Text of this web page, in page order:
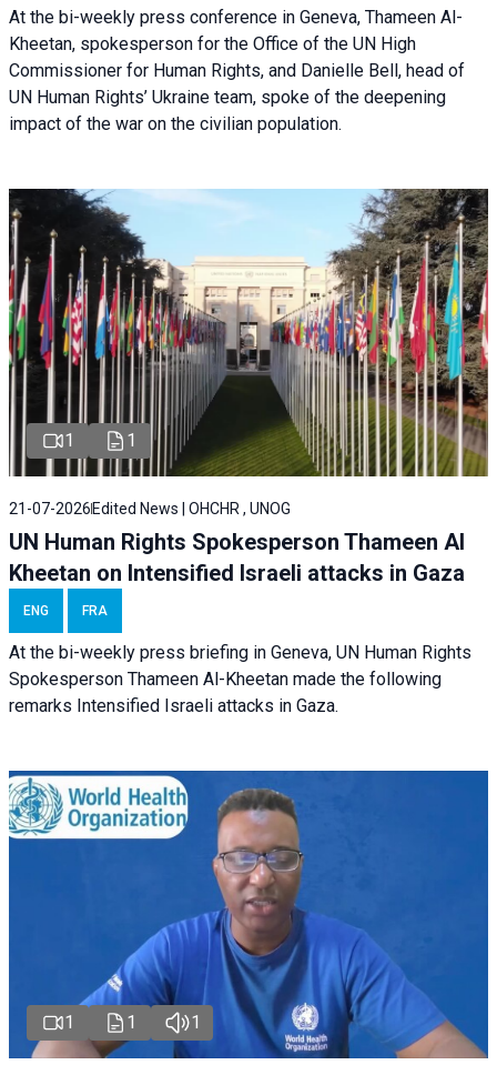
At the bi-weekly press conference in Geneva, Thameen Al-
Kheetan, spokesperson for the Office of the UN High
Commissioner for Human Rights, and Danielle Bell, head of
UN Human Rights’ Ukraine team, spoke of the deepening
impact of the war on the civilian population.
1 1
21-07-2026 Edited News | OHCHR , UNOG
UN Human Rights Spokesperson Thameen Al
Kheetan on Intensified Israeli attacks in Gaza
ENG FRA
At the bi-weekly press briefing in Geneva, UN Human Rights
Spokesperson Thameen Al-Kheetan made the following
remarks Intensified Israeli attacks in Gaza.
1 1 1